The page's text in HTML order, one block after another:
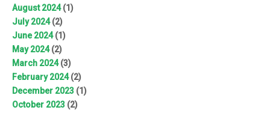
August 2024(1)
July 2024(2)
June 2024(1)
May 2024(2)
March 2024(3)
February 2024(2)
December 2023 (1)
October 2023 (2)